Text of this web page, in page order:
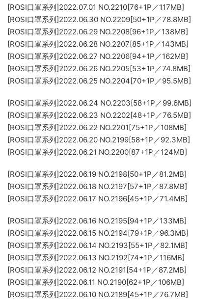
[ROSI口罩系列]2022.07.01 NO.2210[76+1P／117MB]
[ROSI口罩系列]2022.06.30 NO.2209[50+1P／78.8MB]
[ROSI口罩系列]2022.06.29 NO.2208[96+1P／138MB]
[ROSI口罩系列]2022.06.28 NO.2207[85+1P／143MB]
[ROSI口罩系列]2022.06.27 NO.2206[94+1P／162MB]
[ROSI口罩系列]2022.06.26 NO.2205[53+1P／74.8MB]
[ROSI口罩系列]2022.06.25 NO.2204[70+1P／95.5MB]
[ROSI口罩系列]2022.06.24 NO.2203[58+1P／99.6MB]
[ROSI口罩系列]2022.06.23 NO.2202[48+1P／76.5MB]
[ROSI口罩系列]2022.06.22 NO.2201[75+1P／108MB]
[ROSI口罩系列]2022.06.20 NO.2199[58+1P／92.3MB]
[ROSI口罩系列]2022.06.21 NO.2200[87+1P／124MB]
[ROSI口罩系列]2022.06.19 NO.2198[50+1P／81.2MB]
[ROSI口罩系列]2022.06.18 NO.2197[57+1P／87.8MB]
[ROSI口罩系列]2022.06.17 NO.2196[45+1P／71.4MB]
[ROSI口罩系列]2022.06.16 NO.2195[94+1P／133MB]
[ROSI口罩系列]2022.06.15 NO.2194[79+1P／96.3MB]
[ROSI口罩系列]2022.06.14 NO.2193[55+1P／82.1MB]
[ROSI口罩系列]2022.06.13 NO.2192[74+1P／116MB]
[ROSI口罩系列]2022.06.12 NO.2191[54+1P／87.2MB]
[ROSI口罩系列]2022.06.11 NO.2190[62+1P／106MB]
[ROSI口罩系列]2022.06.10 NO.2189[45+1P／76.7MB]